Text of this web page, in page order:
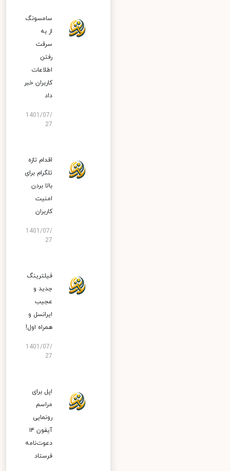
سامسونگ
از به
سرقت
رفتن
اطلاعات
کاربران خبر
داد
1401/07/
27
اقدام تازه
تلگرام برای
بالا بردن
امنیت
کاربران
1401/07/
27
فیلترینگ
جدید و
عجیب
ایرانسل و
همراه اول!
1401/07/
27
اپل برای
مراسم
رونمایی
آیفون ۱۴
دعوت‌نامه
فرستاد